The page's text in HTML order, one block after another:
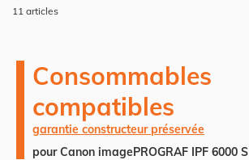
11 articles
Consommables
compatibles
garantie constructeur préservée
pour Canon imagePROGRAF IPF 6000 S